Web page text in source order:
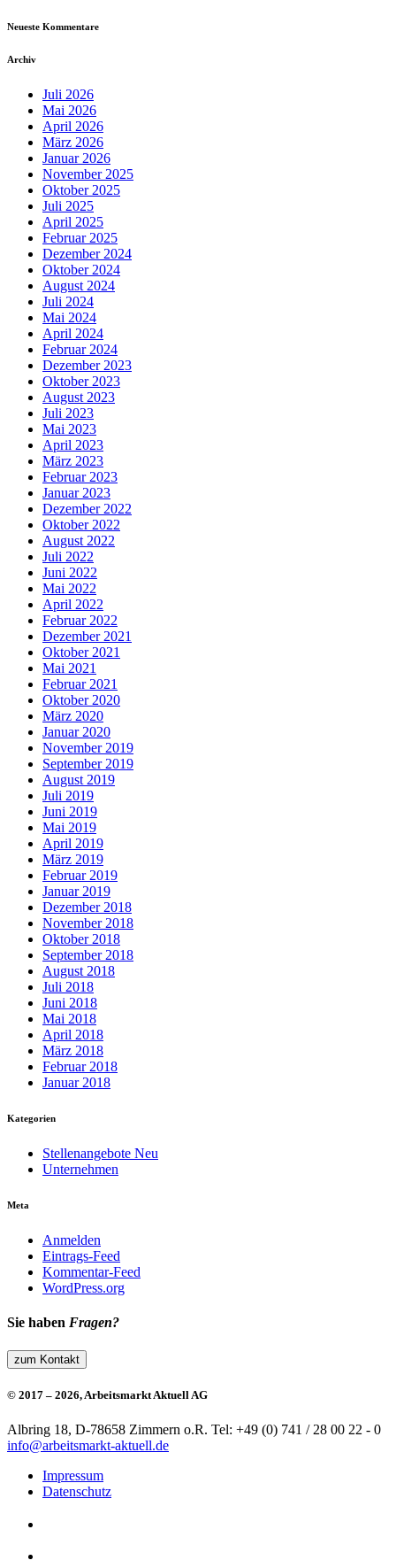
Neueste Kommentare
Archiv
Juli 2026
Mai 2026
April 2026
März 2026
Januar 2026
November 2025
Oktober 2025
Juli 2025
April 2025
Februar 2025
Dezember 2024
Oktober 2024
August 2024
Juli 2024
Mai 2024
April 2024
Februar 2024
Dezember 2023
Oktober 2023
August 2023
Juli 2023
Mai 2023
April 2023
März 2023
Februar 2023
Januar 2023
Dezember 2022
Oktober 2022
August 2022
Juli 2022
Juni 2022
Mai 2022
April 2022
Februar 2022
Dezember 2021
Oktober 2021
Mai 2021
Februar 2021
Oktober 2020
März 2020
Januar 2020
November 2019
September 2019
August 2019
Juli 2019
Juni 2019
Mai 2019
April 2019
März 2019
Februar 2019
Januar 2019
Dezember 2018
November 2018
Oktober 2018
September 2018
August 2018
Juli 2018
Juni 2018
Mai 2018
April 2018
März 2018
Februar 2018
Januar 2018
Kategorien
Stellenangebote Neu
Unternehmen
Meta
Anmelden
Eintrags-Feed
Kommentar-Feed
WordPress.org
Sie haben Fragen?
zum Kontakt
© 2017 – 2026, Arbeitsmarkt Aktuell AG
Albring 18, D-78658 Zimmern o.R. Tel: +49 (0) 741 / 28 00 22 - 0
info@arbeitsmarkt-aktuell.de
Impressum
Datenschutz